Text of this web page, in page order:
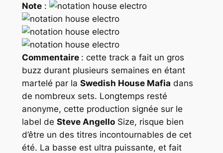
Note:
Commentaire : cette track a fait un gros
buzz durant plusieurs semaines en étant
martelé par la Swedish House Mafia dans
de nombreux sets. Longtemps resté
anonyme, cette production signée sur le
label de Steve Angello Size, risque bien
d’être un des titres incontournables de cet
été. La basse est ultra puissante, et fait